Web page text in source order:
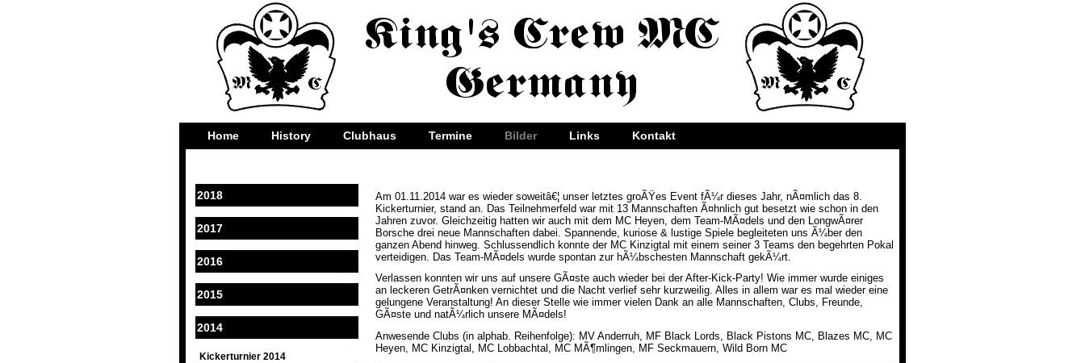
Home History Clubhaus Termine Bilder Links Kontakt
2018
2017
2016
2015
2014
Kickerturnier 2014
Am 01.11.2014 war es wieder soweitâ€¦ unser letztes groÃŸes Event fÃ¼r dieses Jahr, nÃ¤mlich das 8.
Kickerturnier, stand an. Das Teilnehmerfeld war mit 13 Mannschaften Ã¤hnlich gut besetzt wie schon in den
Jahren zuvor. Gleichzeitig hatten wir auch mit dem MC Heyen, dem Team-MÃ¤dels und den LongwÃ¤rer
Borsche drei neue Mannschaften dabei. Spannende, kuriose & lustige Spiele begleiteten uns Ã¼ber den
ganzen Abend hinweg. Schlussendlich konnte der MC Kinzigtal mit einem seiner 3 Teams den begehrten Pokal
verteidigen. Das Team-MÃ¤dels wurde spontan zur hÃ¼bschesten Mannschaft gekÃ¼rt.
Verlassen konnten wir uns auf unsere GÃ¤ste auch wieder bei der After-Kick-Party! Wie immer wurde einiges
an leckeren GetrÃ¤nken vernichtet und die Nacht verlief sehr kurzweilig. Alles in allem war es mal wieder eine
gelungene Veranstaltung! An dieser Stelle wie immer vielen Dank an alle Mannschaften, Clubs, Freunde,
GÃ¤ste und natÃ¼rlich unsere MÃ¤dels!
Anwesende Clubs (in alphab. Reihenfolge): MV Anderruh, MF Black Lords, Black Pistons MC, Blazes MC, MC
Heyen, MC Kinzigtal, MC Lobbachtal, MC MÃ¶mlingen, MF Seckmauern, Wild Born MC